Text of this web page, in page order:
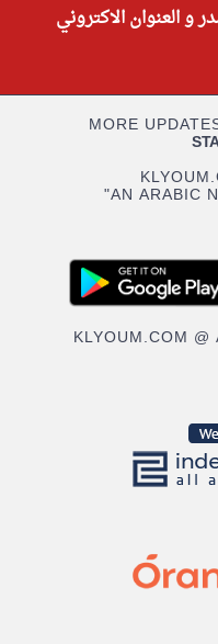
و العنوان الاكتروني
MORE
"AN ARABIC
KLYOUM.COM